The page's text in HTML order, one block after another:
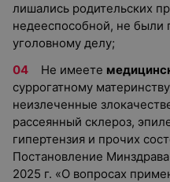
лишались родительских
недееспособной, не были
уголовному делу;
Не имеете
суррогатному
неизлеченные
рассеянный склероз,
гипертензия и прочих
Постановление
2025 г. «О вопросах